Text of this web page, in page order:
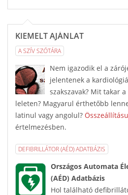
KIEMELT AJÁNLAT
A SZÍV SZÓTÁRA
Nem igazodik el a
jelentenek a
szakszavak? Mit takar
leleten? Magyarul érthetőbb
latinul vagy angolul?
értelmezésben.
DEFIBRILLÁTOR (AÉD) ADATBÁZIS
Országos Automata
(AÉD) Adatbázis
Hol található